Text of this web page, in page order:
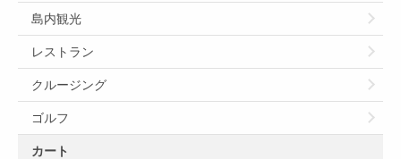
島内観光
レストラン
クルージング
ゴルフ
カート